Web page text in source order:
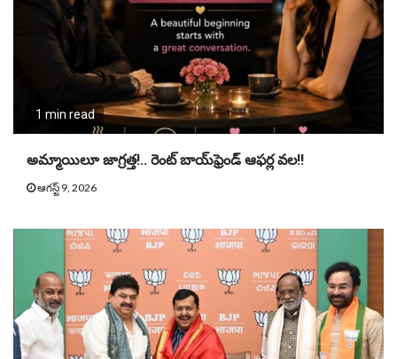
1 min read
అమ్మాయిలూ జాగ్రత్త!.. రెంట్ బాయ్‌ఫ్రెండ్ ఆఫర్ల వల!!
ఆగస్ట్ 9, 2026